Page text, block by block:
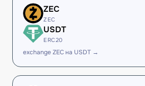
ZEC
ZEC
USDT
ERC20
exchange ZEC на USDT →